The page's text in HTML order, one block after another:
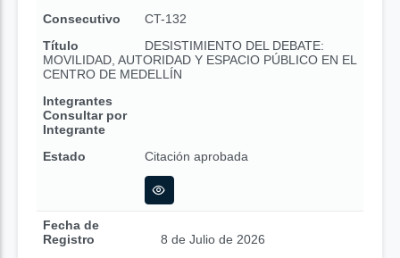
Consecutivo
CT-132
Título
DESISTIMIENTO DEL DEBATE:
MOVILIDAD, AUTORIDAD Y ESPACIO PÚBLICO EN EL
CENTRO DE MEDELLÍN
Integrantes
Consultar por
Integrante
Estado
Citación aprobada
Fecha de
Registro
8 de Julio de 2026